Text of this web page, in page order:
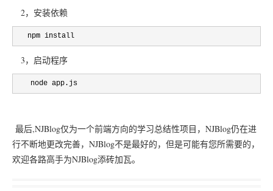
2，安装依赖
npm install
3，启动程序
node app.js
最后,NJBlog仅为一个前端方向的学习总结性项目，NJBlog仍在进
行不断地更改完善，NJBlog不是最好的，但是可能有您所需要的，
欢迎各路高手为NJBlog添砖加瓦。